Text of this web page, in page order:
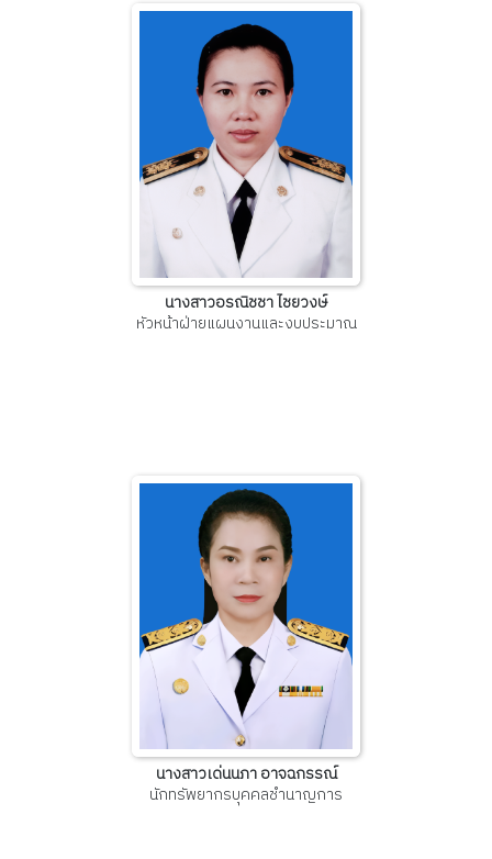
นางสาวอรณิชชา ไชยวงษ์
หัวหน้าฝ่ายแผนงานและงบประมาณ
นางสาวเด่นนภา อาจฉกรรณ์
นักทรัพยากรบุคคลชำนาญการ